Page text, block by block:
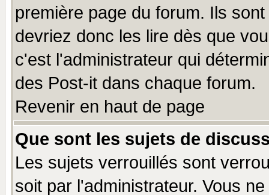
première page du forum. Ils
devriez donc les lire dès que
c'est l'administrateur qui
des Post-it dans chaque forum.
Revenir en haut de page
Que sont les sujets de
Les sujets verrouillés sont
soit par l'administrateur. Vous